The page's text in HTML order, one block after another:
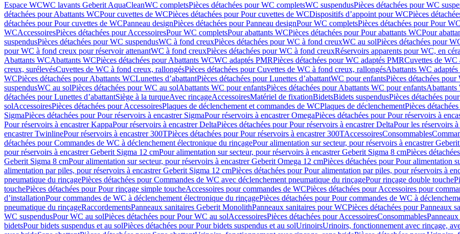
Espace WCWC lavants Geberit AquaCleanWC completsPièces détachées pour WC completsWC suspendusPièces détachées pour WC
détachées pour Abattants WCPour cuvettes de WCPièces détachées pour Pour cuvettes de WCDispositifs d’appoint pour WCPièces
détachées pour Pour cuvettes de WCPanneau designPièces détachées pour Panneau designPour WC completsPièces détachées pour Pour
WCAccessoiresPièces détachées pour AccessoiresPour WC completsPour abattants WCPièces détachées pour Pour abattants WCPour
suspendusPièces détachées pour WC suspendusWC à fond creuxPièces détachées pour WC à fond creuxWC au solPièces détachées pour
pour WC à fond creux pour réservoir attenantWC à fond creuxPièces détachées pour WC à fond creuxRéservoirs apparents pour WC, en
Abattants WCAbattants WCPièces détachées pour Abattants WCWC adaptés PMRPièces détachées pour WC adaptés PMRCuvettes de WC
creux, surélevésCuvettes de WC à fond creux, rallongésPièces détachées pour Cuvettes de WC à fond creux, rallongésAbattants WC
WCPièces détachées pour Abattants WCLunettes d’abattantPièces détachées pour Lunettes d’abattantWC pour enfantsPièces détachées
suspendusWC au solPièces détachées pour WC au solAbattants WC pour enfantsPièces détachées pour Abattants WC pour enfantsAbattants
détachées pour Lunettes d’abattantSiège à la turqueAvec rinçageAccessoiresMatériel de fixationBidetsBidets suspendusPièces détachées
solAccessoiresPièces détachées pour AccessoiresPlaques de déclenchement et commandes de WCPlaques de déclenchementPièces
SigmaPièces détachées pour Pour réservoirs à encastrer SigmaPour réservoirs à encastrer OmegaPièces détachées pour Pour réservoirs à
Pour réservoirs à encastrer KappaPour réservoirs à encastrer DeltaPièces détachées pour Pour réservoirs à encastrer DeltaPour les réservoirs
encastrer TwinlinePour réservoirs à encastrer 300TPièces détachées pour Pour réservoirs à encastrer 300TAccessoiresConsommables
détachées pour Commandes de WC à déclenchement électronique du rinçagePour alimentation sur secteur, pour réservoirs à encastrer
pour réservoirs à encastrer Geberit Sigma 12 cmPour alimentation sur secteur, pour réservoirs à encastrer Geberit Sigma 8 cmPièces
Geberit Sigma 8 cmPour alimentation sur secteur, pour réservoirs à encastrer Geberit Omega 12 cmPièces détachées pour Pour alimentation
alimentation par piles, pour réservoirs à encastrer Geberit Sigma 12 cmPièces détachées pour Pour alimentation par piles, pour réservoirs à
pneumatique du rinçagePièces détachées pour Commandes de WC avec déclenchement pneumatique du rinçagePour rinçage double touche
touchePièces détachées pour Pour rinçage simple toucheAccessoires pour commandes de WCPièces détachées pour Accessoires pour
d’installationPour commandes de WC à déclenchement électronique du rinçagePièces détachées pour Pour commandes de WC à
pneumatique du rinçageRaccordementsPanneaux sanitaires Geberit MonolithPanneaux sanitaires pour WCPièces détachées pour Panneaux
WC suspendusPour WC au solPièces détachées pour Pour WC au solAccessoiresPièces détachées pour AccessoiresConsommables
bidetsPour bidets suspendus et au solPièces détachées pour Pour bidets suspendus et au solUrinoirsUrinoirs, fonctionnement avec rinçage,